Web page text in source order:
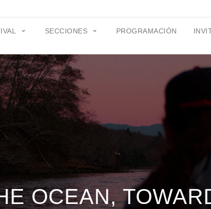
SECCIONES PROGRAMACIÓN
OCEAN,